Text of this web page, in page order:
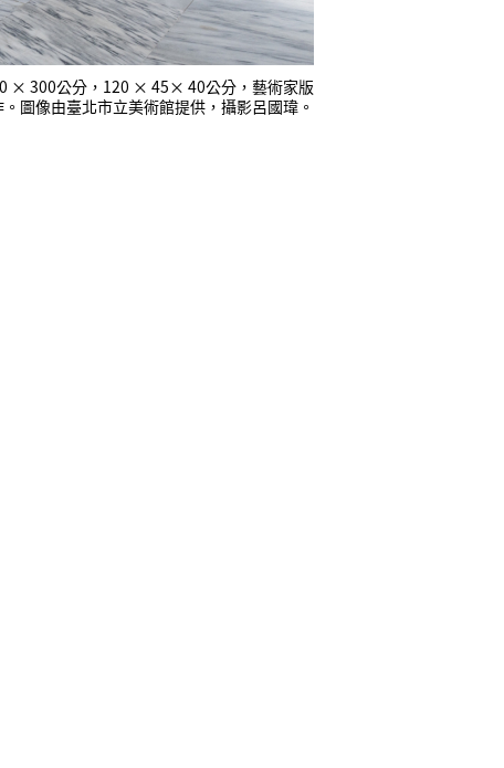
× 300公分，120 × 45× 40公分，藝術家版
圖像由臺北市立美術館提供，攝影呂國瑋。